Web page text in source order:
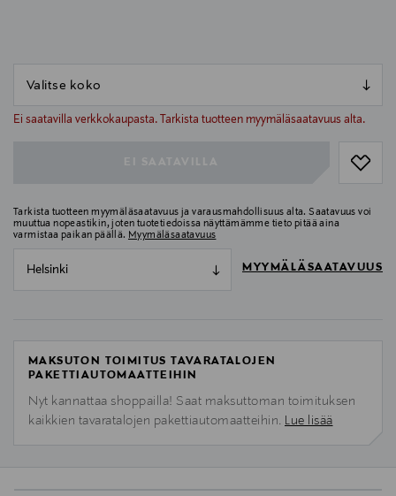
Ei saatavilla verkkokaupasta. Tarkista tuotteen myymäläsaatavuus alta.
null
Tarkista tuotteen myymäläsaatavuus ja varausmahdollisuus alta. Saatavuus voi
muuttua nopeastikin, joten tuotetiedoissa näyttämämme tieto pitää aina
varmistaa paikan päällä. Myymäläsaatavuus
Helsinki MYYMÄLÄSAATAVUUS
MAKSUTON TOIMITUS TAVARATALOJEN
PAKETTIAUTOMAATTEIHIN
Nyt kannattaa shoppailla! Saat maksuttoman toimituksen
kaikkien tavaratalojen pakettiautomaatteihin. Lue lisää